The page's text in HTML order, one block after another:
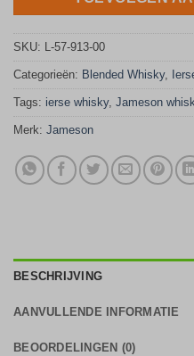
SKU: L-57-913-00
Categorieën: Blended Whisky,
Tags: ierse whisky, Jameson
Merk: Jameson
BESCHRIJVING
AANVULLENDE INFORMATIE
BEOORDELINGEN (0)